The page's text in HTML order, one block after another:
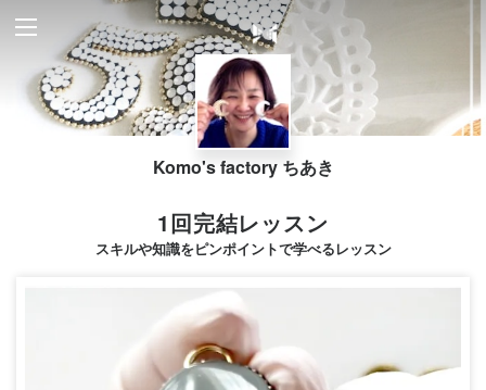
Komo's factory ちあき
1回完結レッスン
スキルや知識をピンポイントで学べるレッスン